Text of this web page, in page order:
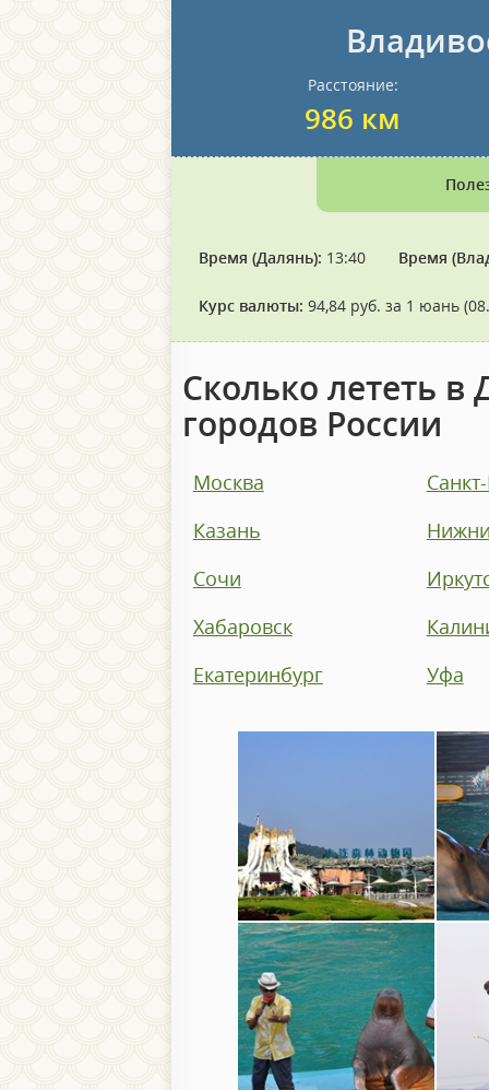
Расстояние:
986 км
Время (Далянь): 13:40 Время
Курс валюты: 94,84 руб. за 1 юань
Сколько лететь в
городов России
Москва
Казань
Сочи
Хабаровск
Екатеринбург
Уфа